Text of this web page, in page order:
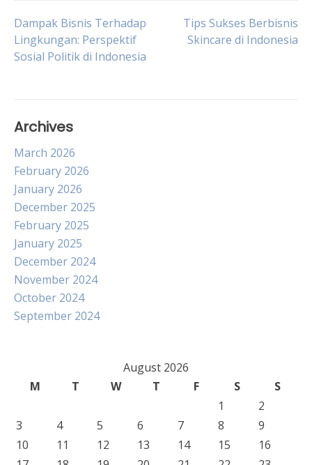
Post
navigation
Dampak Bisnis Terhadap
Lingkungan: Perspektif
Sosial Politik di Indonesia
Tips Sukses Berbisnis
Skincare di Indonesia
Archives
March 2026
February 2026
January 2026
December 2025
February 2025
January 2025
December 2024
November 2024
October 2024
September 2024
August 2026
M
T W T F S
S
1
2
3
4 5 6 7 8
9
10
11 12 13 14 15
16